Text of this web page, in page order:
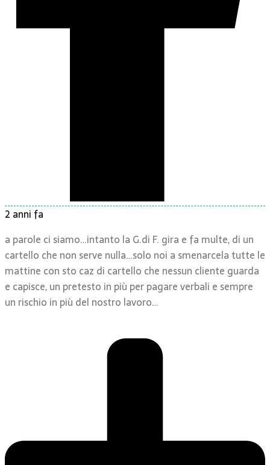
2 anni fa
a parole ci siamo…intanto la G.di F. gira e fa multe, di un
cartello che non serve nulla…solo noi a smenarcela tutte le
mattine con sto caz di cartello che nessun cliente guarda
e capisce, un pretesto in più per pagare verbali e sempre
un rischio in più del nostro lavoro…